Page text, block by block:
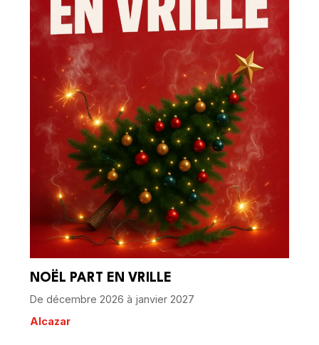
NOËL PART EN VRILLE
De décembre 2026 à janvier 2027
Alcazar